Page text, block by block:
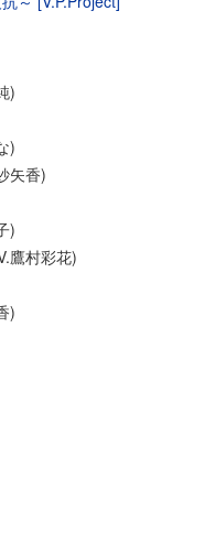
)
)
矢香)
)
鷹村彩花)
)